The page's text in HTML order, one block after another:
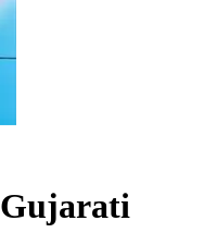
Gujarati